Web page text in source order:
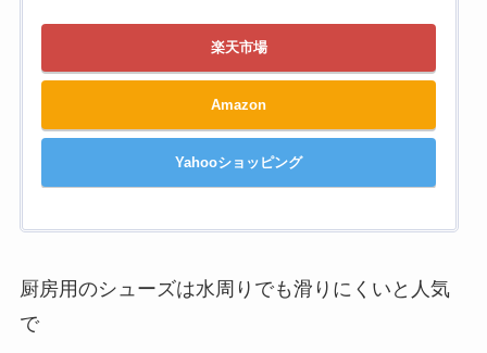
楽天市場
Amazon
Yahooショッピング
厨房用のシューズは水周りでも滑りにくいと人気
で